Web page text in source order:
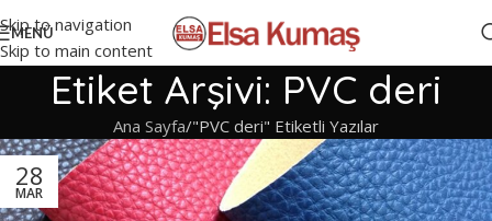
Skip to navigation
Skip to main content
MENÜ
Etiket Arşivi: PVC deri
Ana Sayfa "PVC deri" Etiketli Yazılar
28
MAR